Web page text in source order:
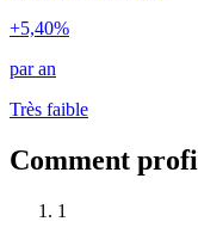
+5,40%
par an
Très faible
Comment
1